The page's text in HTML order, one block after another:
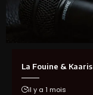
La Fouine &
il y a 1 mois